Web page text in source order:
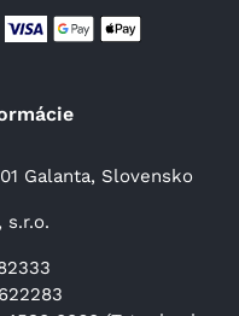
Galanta, Slovensko
s.r.o.